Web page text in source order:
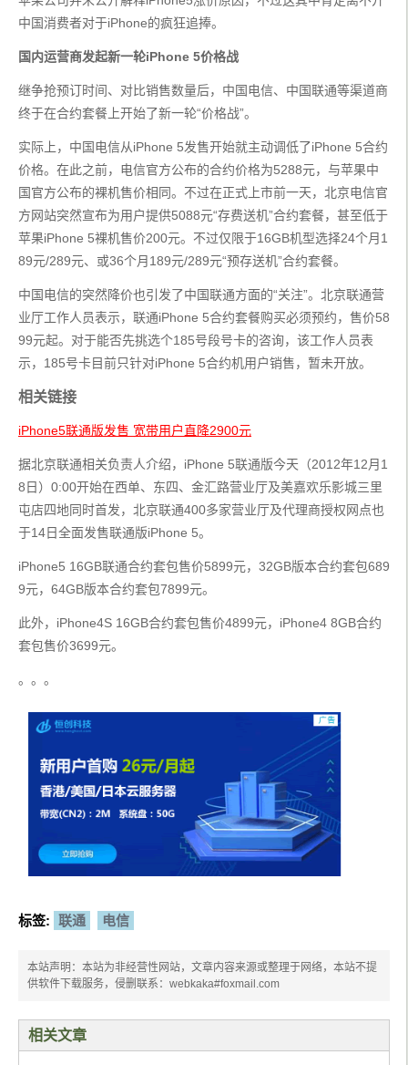
中国消费者对于iPhone的疯狂追捧。
国内运营商发起新一轮iPhone 5价格战
继争抢预订时间、对比销售数量后，中国电信、中国联通等渠道商
终于在合约套餐上开始了新一轮“价格战”。
实际上，中国电信从iPhone 5发售开始就主动调低了iPhone 5合约
价格。在此之前，电信官方公布的合约价格为5288元，与苹果中
国官方公布的裸机售价相同。不过在正式上市前一天，北京电信官
方网站突然宣布为用户提供5088元“存费送机”合约套餐，甚至低于
苹果iPhone 5裸机售价200元。不过仅限于16GB机型选择24个月1
89元/289元、或36个月189元/289元“预存送机”合约套餐。
中国电信的突然降价也引发了中国联通方面的“关注”。北京联通营
业厅工作人员表示，联通iPhone 5合约套餐购买必须预约，售价58
99元起。对于能否先挑选个185号段号卡的咨询，该工作人员表
示，185号卡目前只针对iPhone 5合约机用户销售，暂未开放。
相关链接
iPhone5联通版发售 宽带用户直降2900元
据北京联通相关负责人介绍，iPhone 5联通版今天（2012年12月1
8日）0:00开始在西单、东四、金汇路营业厅及美嘉欢乐影城三里
屯店四地同时首发，北京联通400多家营业厅及代理商授权网点也
于14日全面发售联通版iPhone 5。
iPhone5 16GB联通合约套包售价5899元，32GB版本合约套包689
9元，64GB版本合约套包7899元。
此外，iPhone4S 16GB合约套包售价4899元，iPhone4 8GB合约
套包售价3699元。
。。。
标签: 联通 电信
本站声明：本站为非经营性网站，文章内容来源或整理于网络，本站不提
供软件下载服务，侵删联系：webkaka#foxmail.com
相关文章